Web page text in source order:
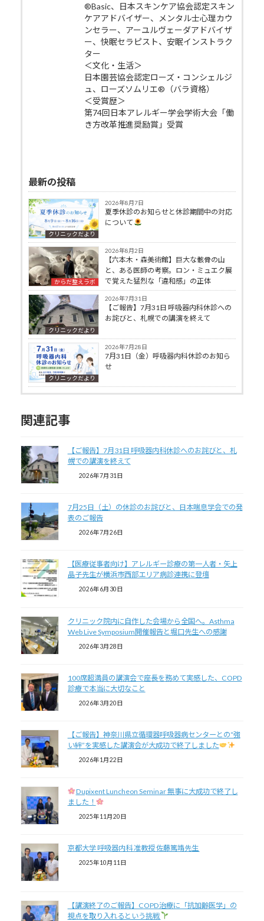
®Basic、日本スキンケア協会認定スキン
ケアアドバイザー、メンタル士心理カウ
ンセラー、アーユルヴェーダアドバイザ
ー、快眠セラピスト、安眠インストラク
ター
＜文化・生活＞
日本園芸協会認定ローズ・コンシェルジ
ュ、ローズソムリエ®（バラ資格）
＜受賞歴＞
第74回日本アレルギー学会学術大会「働
き方改革推進奨励賞」受賞
最新の投稿
クリニックだより
2026年8月7日
夏季休診のお知らせと休診期間中の対応
について
からだ整えラボ
2026年8月2日
【六本木・森美術館】巨大な骸骨の山
と、ある医師の考察。ロン・ミュエク展
で覚えた猛烈な「違和感」の正体
クリニックだより
2026年7月31日
【ご報告】7月31日 呼吸器内科休診への
お詫びと、札幌での講演を終えて
クリニックだより
2026年7月28日
7月31日（金）呼吸器内科休診のお知ら
せ
関連記事
【ご報告】7月31日 呼吸器内科休診へのお詫びと、札
幌での講演を終えて
2026年7月31日
7月25日（土）の休診のお詫びと、日本喘息学会での発
表のご報告
2026年7月26日
【医療従事者向け】アレルギー診療の第一人者・矢上
晶子先生が横浜市西部エリア病診連携に登壇
2026年6月30日
クリニック院内に自作した会場から全国へ。Asthma
Web Live Symposium開催報告と堀口先生への感謝
2026年3月28日
100席超満員の講演会で座長を務めて実感した、COPD
診療で本当に大切なこと
2026年3月20日
【ご報告】神奈川県立循環器呼吸器病センターとの“強
い絆”を実感した講演会が大成功で終了しました
2026年1月22日
Dupixent Luncheon Seminar 無事に大成功で終了し
ました！
2025年11月20日
京都大学 呼吸器内科 准教授 佐藤篤靖先生
2025年10月11日
【講演終了のご報告】COPD治療に「抗加齢医学」の
視点を取り入れるという挑戦